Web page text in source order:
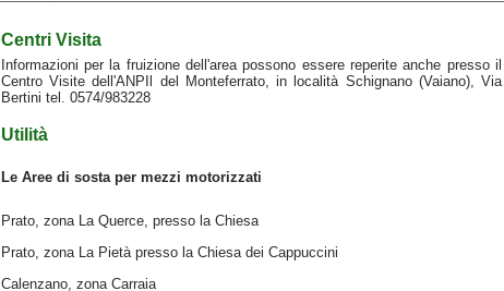
Centri Visita
Informazioni per la fruizione dell'area possono essere reperite anche presso il
Centro Visite dell'ANPIl del Monteferrato, in località Schignano (Vaiano), Via
Bertini tel. 0574/983228
Utilità
Le Aree di sosta per mezzi motorizzati
Prato, zona La Querce, presso la Chiesa
Prato, zona La Pietà presso la Chiesa dei Cappuccini
Calenzano, zona Carraia